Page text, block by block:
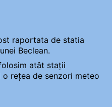
raportata de statia
Beclean.
atât stații
rețea de senzori meteo